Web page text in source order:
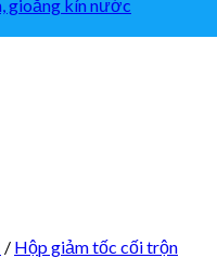
gioăng kín nước
/ Hộp giảm tốc cối trộn